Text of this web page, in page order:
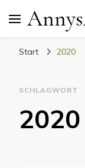
Start 2020
SCHLAGWORT
2020